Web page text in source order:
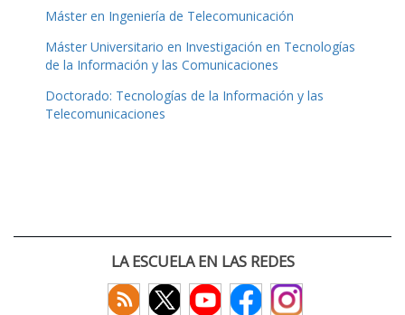
Máster en Ingeniería de Telecomunicación
Máster Universitario en Investigación en Tecnologías
de la Información y las Comunicaciones
Doctorado: Tecnologías de la Información y las
Telecomunicaciones
LA ESCUELA EN LAS REDES